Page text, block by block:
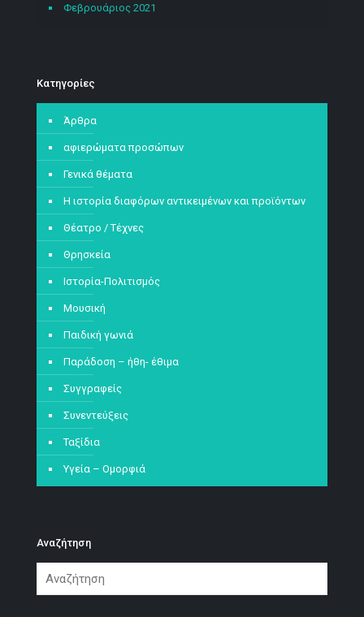
Φεβρουάριος 2021
Kατηγορίες
Άρθρα
αφιερώματα προσώπων
Γενικά θέματα
Η ιστορία διαφόρων αντικειμένων και προϊόντων
Θέατρο / Τέχνες
Θρησκεία
Ιστορία-Πολιτισμός
Μουσική
Παιδική γωνιά
Παράδοση – ήθη- έθιμα
Συγγραφείς
Συνεντεύξεις
Ταξίδια
Υγεία – Ομορφιά
Αναζήτηση